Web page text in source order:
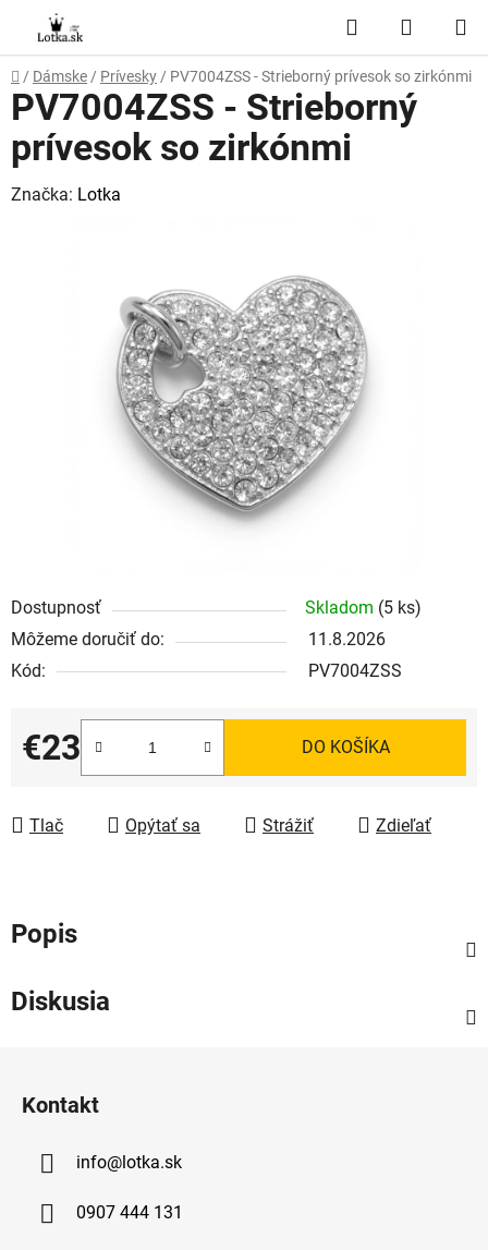
obsah
Hľadať
KOŠÍK
Domov
/ Dámske / Prívesky / PV7004ZSS - Strieborný prívesok so zirkónmi
Dostupnosť Skladom (5 ks)
Môžeme doručiť do:
11.8.2026
Kód:
PV7004ZSS
€23
Jednotková cena:
DO KOŠÍKA
Tlač Opýtať sa Strážiť Zdieľať
PV7004ZSS - Strieborný
prívesok so zirkónmi
Značka: Lotka
Popis
Diskusia
Kontakt
info@lotka.sk
0907 444 131